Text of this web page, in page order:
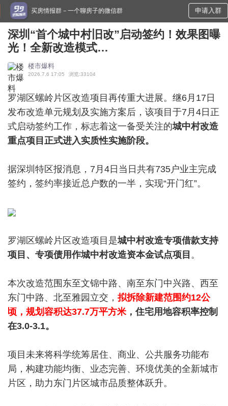
买房情报群－一个聊房子的微信群 申请入群
深圳“首个城中村旧改”启动签约！效果图曝
光！全新改造模式…
楼市爆料
2026.7.6 17:05 浏览:33104
罗湖区螺岭片区改造项目再传重大进展。继6月17日
发布改造单元规划及实施方案后，该项目于7月4日正
式启动签约工作，标志着这一备受关注的城中村改造
重点项目正式进入实质性实施阶段。
据深圳特区报消息，7月4日当日共有735户业主完成
签约，签约率接近总户数的一半，实现“开门红”。
罗湖区螺岭片区改造项目是城中村改造专项借款支持
项目、专项债用作城中村改造资本金试点项目 。
本次改造范围东至文锦中路、南至东门中兴路、西至
东门中路、北至雅园立交， 拟拆除新建范围约12公
顷，规划容积达37.7万平方米，住宅用地容积率控制
在3.0-3.1。
项目未来将科学统筹居住、商业、公共服务功能布
局，构建功能均衡、业态完善、环境优美的全新城市
片区，助力东门片区城市品质整体跃升。